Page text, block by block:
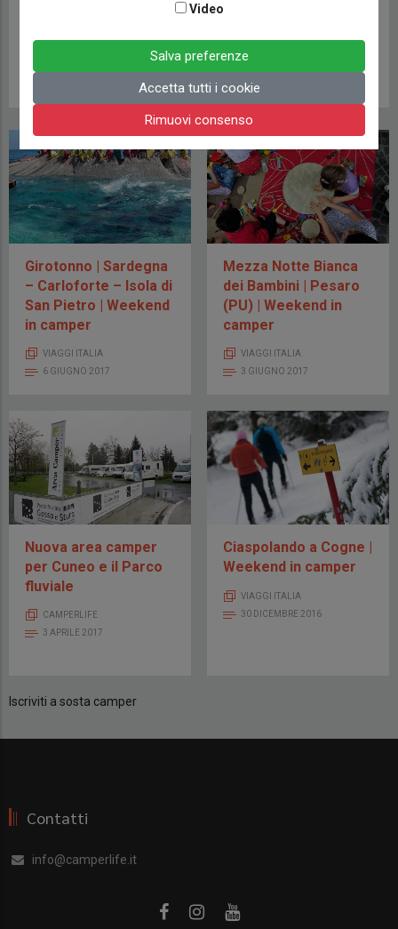
località | Weekend in
camper
VIAGGI ITALIA
10 GIUGNO 2017
Girotonno | Sardegna
– Carloforte – Isola di
San Pietro | Weekend
in camper
VIAGGI ITALIA
6 GIUGNO 2017
Mezza Notte Bianca
dei Bambini | Pesaro
(PU) | Weekend in
camper
VIAGGI ITALIA
3 GIUGNO 2017
Nuova area camper
per Cuneo e il Parco
fluviale
CAMPERLIFE
3 APRILE 2017
Ciaspolando a Cogne |
Weekend in camper
VIAGGI ITALIA
30 DICEMBRE 2016
Iscriviti a sosta camper
Contatti
info@camperlife.it
Video
Salva preferenze
Accetta tutti i cookie
Rimuovi consenso